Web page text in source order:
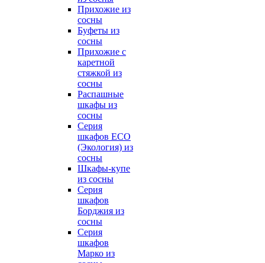
Прихожие из
сосны
Буфеты из
сосны
Прихожие с
каретной
стяжкой из
сосны
Распашные
шкафы из
сосны
Серия
шкафов ECO
(Экология) из
сосны
Шкафы-купе
из сосны
Серия
шкафов
Борджия из
сосны
Серия
шкафов
Марко из